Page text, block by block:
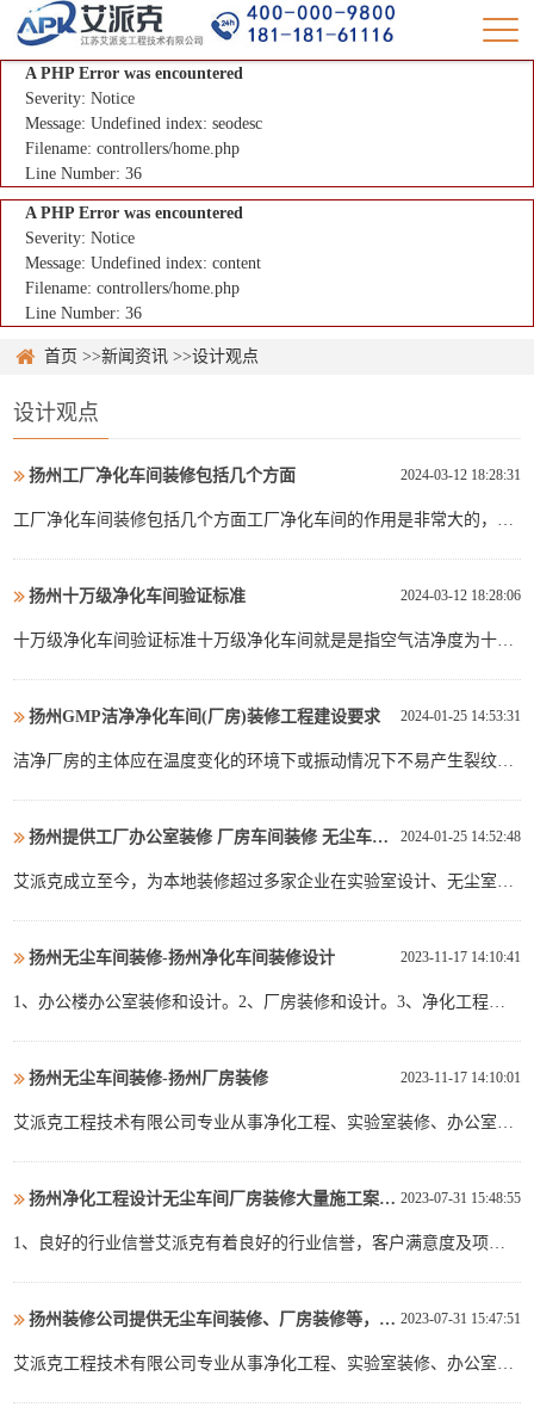
A PHP Error was encountered
Severity: Notice
Message: Undefined index: seodesc
Filename: controllers/home.php
Line Number: 36
A PHP Error was encountered
Severity: Notice
Message: Undefined index: content
Filename: controllers/home.php
Line Number: 36
首页 >>新闻资讯 >>设计观点
设计观点
2024-03-12 18:28:31
扬州工厂净化车间装修包括几个方面
工厂净化车间装修包括几个方面工厂净化车间的作用是非常大的，现
洁净程度等级可以根据实际需求来设计。2、机器设备区工厂净化车
间要想正确运作，那么机器设备是必不可少的。一般机器设备区包
2024-03-12 18:28:06
扬州十万级净化车间验证标准
十万级净化车间验证标准十万级净化车间就是是指空气洁净度为十万
净度高。就是以每立方米空气中的较大允许粒子数来确定其空气洁净
度等级。1.净化车间概述净化车间分为平板硫化间，挤出硫化间...
2024-01-25 14:53:31
扬州GMP洁净净化车间(厂房)装修工程建设要求
洁净厂房的主体应在温度变化的环境下或振动情况下不易产生裂纹和
子不易渗人，门窗类型要简单，不易积尘，清扫便捷车间底层应高于
室外地坪，通常可在0.5~1.5米之间考虑。生产车间的层高为...
2024-01-25 14:52:48
扬州提供工厂办公室装修 厂房车间装修 无尘车间设计施工定制
艾派克成立至今，为本地装修超过多家企业在实验室设计、无尘室、
服务，其中有许多知名的外资企业和优秀的民营企业，积累了丰富的
实操经验。根据客户需求并结合技术法规,提供工厂企业办公空间...
2023-11-17 14:10:41
扬州无尘车间装修-扬州净化车间装修设计
1、办公楼办公室装修和设计。2、厂房装修和设计。3、净化工程装
苏州代办施工许可证8、苏州装修蓝图设计9、苏州装修施工设计...
2023-11-17 14:10:01
扬州无尘车间装修-扬州厂房装修
艾派克工程技术有限公司专业从事净化工程、实验室装修、办公室装
并拓展景观绿化及消防相关工程。公司从业以来，服务过百家企业项
目，我们有丰富的行业经验及高效能力个案分析，我们总能让客户...
2023-07-31 15:48:55
扬州净化工程设计无尘车间厂房装修大量施工案例/施工经验丰富
1、良好的行业信誉艾派克有着良好的行业信誉，客户满意度及项目
艾派克是一家专业的室内装饰工程公司。我们专注于室内，提供室内
领域全方位的解决 方案， 从设计到施工，包括水、电、...
2023-07-31 15:47:51
扬州装修公司提供无尘车间装修、厂房装修等，清单式报价，消费看得见
艾派克工程技术有限公司专业从事净化工程、实验室装修、办公室装